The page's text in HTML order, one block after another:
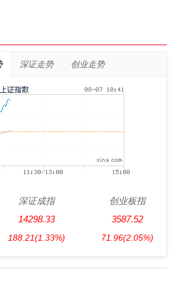
深证走势 创业走势
深证成指
14298.33
188.21(1.33%)
创业板指
3587.52
71.96(2.05%)